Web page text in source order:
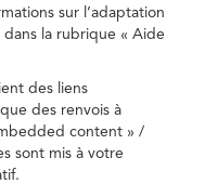
sur l’adaptation
la rubrique « Aide
des liens
des renvois à
content » /
sont mis à votre